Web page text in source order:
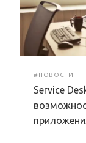
#НОВОСТИ
Service